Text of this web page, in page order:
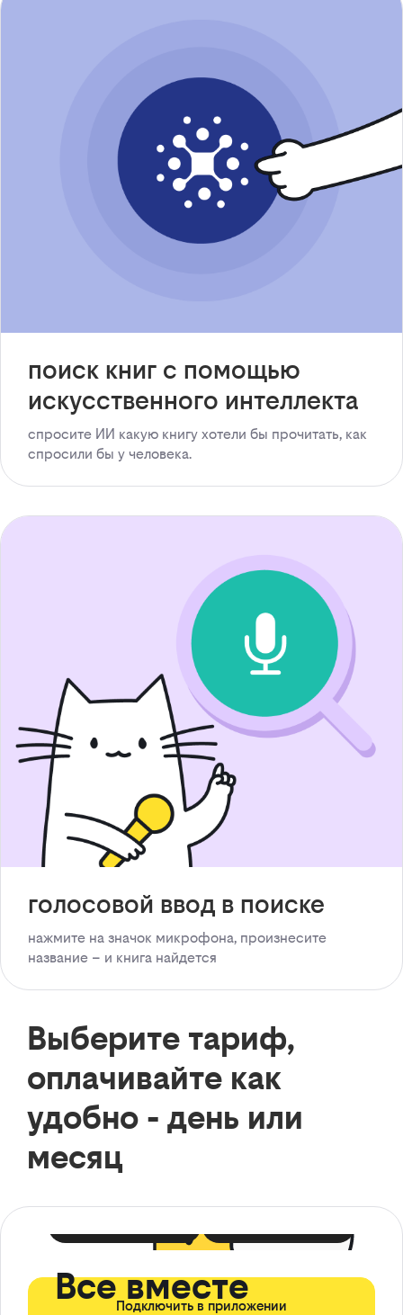
поиск книг с помощью
искусственного интеллекта
спросите ИИ какую книгу хотели бы прочитать, как
спросили бы у человека.
голосовой ввод в поиске
нажмите на значок микрофона, произнесите
название – и книга найдется
Выберите тариф,
оплачивайте как
удобно - день или
месяц
Все вместе
Подключить в приложении